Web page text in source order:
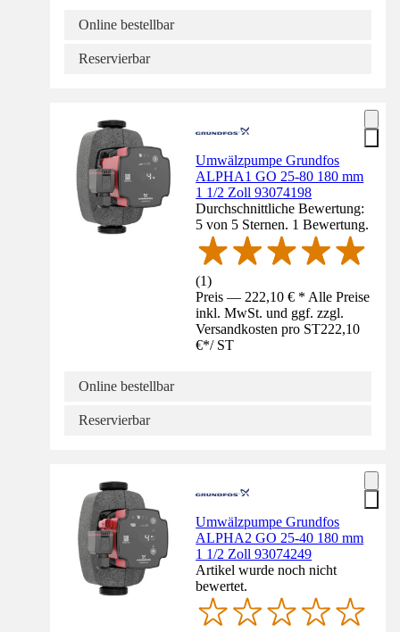
Online bestellbar
Reservierbar
Umwälzpumpe Grundfos
ALPHA1 GO 25-80 180 mm
1 1/2 Zoll 93074198
Durchschnittliche Bewertung:
5 von 5 Sternen. 1 Bewertung.
(1)
Preis — 222,10 € * Alle Preise
inkl. MwSt. und ggf. zzgl.
Versandkosten pro ST222,10
€*/ ST
Online bestellbar
Reservierbar
Umwälzpumpe Grundfos
ALPHA2 GO 25-40 180 mm
1 1/2 Zoll 93074249
Artikel wurde noch nicht
bewertet.